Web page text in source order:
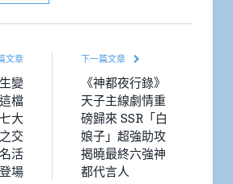
文章
變
檔
大
交
活
場
下一篇文章
《神都夜行錄》
天子主線劇情重
磅歸來 SSR「白
娘子」超強助攻
揭曉最終六強神
都代言人